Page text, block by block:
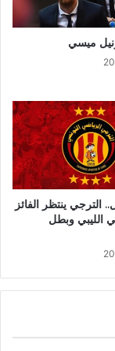
ميسي
الترجي ينتظر الفائز
الليبي وبطل